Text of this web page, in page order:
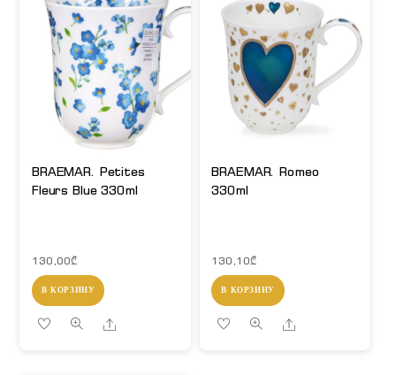
BRAEMAR. Petites
Fleurs Blue 330ml
130,00₾
В КОРЗИНУ
Share
BRAEMAR. Romeo
330ml
130,10₾
В КОРЗИНУ
Share